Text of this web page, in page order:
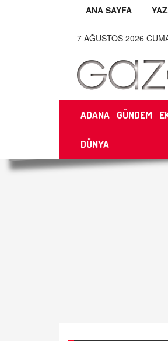
ANA SAYFA
7 AĞUSTOS 2026
ADANA GÜNDEM
DÜNYA